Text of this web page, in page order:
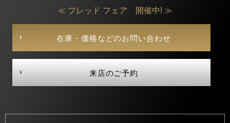
≪ フレッド フェア 開催中! ≫
在庫・価格などのお問い合わせ
来店のご予約